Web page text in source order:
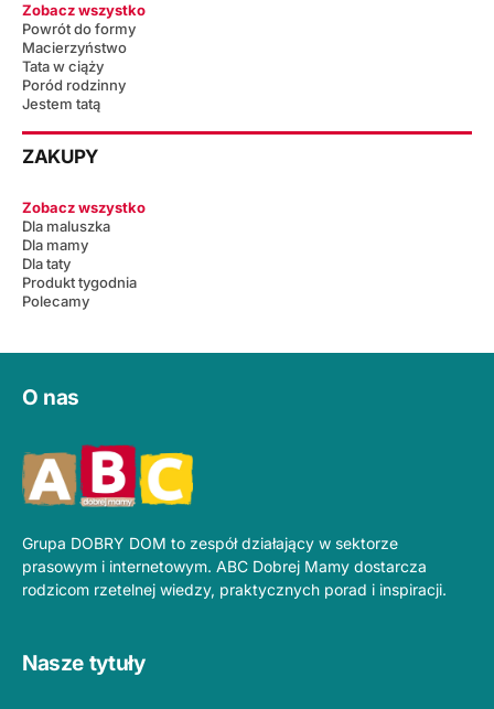
Zobacz wszystko
Powrót do formy
Macierzyństwo
Tata w ciąży
Poród rodzinny
Jestem tatą
ZAKUPY
Zobacz wszystko
Dla maluszka
Dla mamy
Dla taty
Produkt tygodnia
Polecamy
O nas
Grupa DOBRY DOM to zespół działający w sektorze
prasowym i internetowym. ABC Dobrej Mamy dostarcza
rodzicom rzetelnej wiedzy, praktycznych porad i inspiracji.
Nasze tytuły